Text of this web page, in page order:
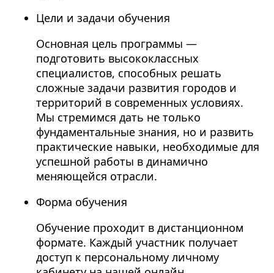
Цели и задачи обучения
Основная цель программы —
подготовить высококлассных
специалистов, способных решать
сложные задачи развития городов и
территорий в современных условиях.
Мы стремимся дать не только
фундаментальные знания, но и развить
практические навыки, необходимые для
успешной работы в динамично
меняющейся отрасли.
Форма обучения
Обучение проходит в дистанционном
формате. Каждый участник получает
доступ к персональному личному